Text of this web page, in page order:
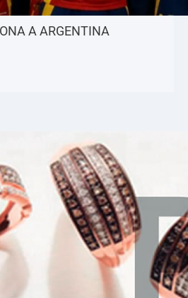
A ARGENTINA